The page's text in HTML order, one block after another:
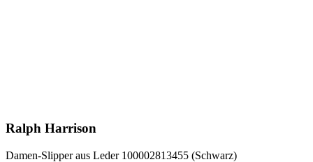
Ralph Harrison
Damen-Slipper aus Leder 100002813455 (Schwarz)